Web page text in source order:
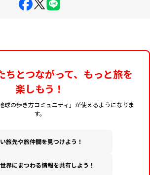
ちとつながって、もっと旅を
楽しもう！
球の歩き方コミュニティ」が使えるようになりま
す。
旅先や旅仲間を見つけよう！
界にまつわる情報を共有しよう！